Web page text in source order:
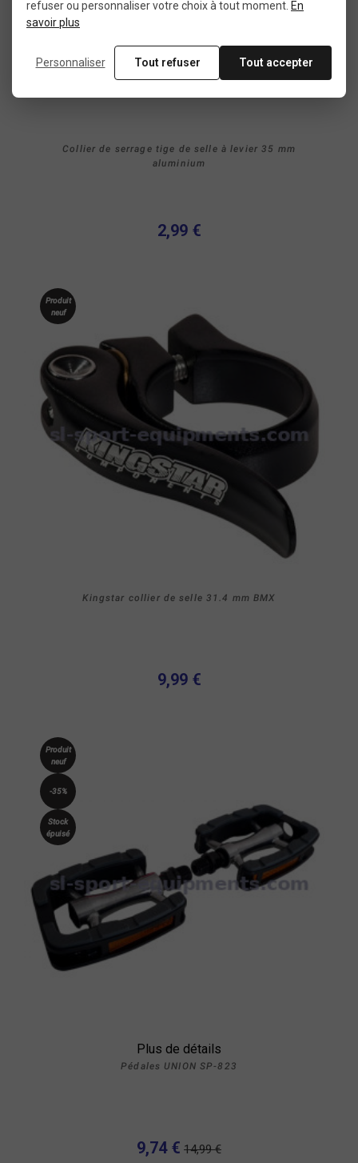
Collier de serrage tige de selle à levier 35 mm
aluminium
2,99 €
Produit
neuf
Kingstar collier de selle 31.4 mm BMX
9,99 €
Plus de détails
Produit
neuf
-35%
Stock
épuisé
Pédales UNION SP-823
9,74 € 14,99 €
refuser ou personnaliser votre choix à tout moment. En
savoir plus
Personnaliser Tout refuser Tout accepter